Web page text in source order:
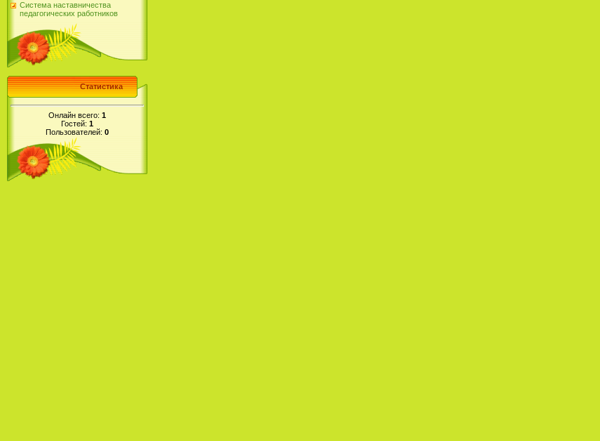
Система наставничества
педагогических работников
Статистика
Онлайн всего: 1
Гостей: 1
Пользователей: 0